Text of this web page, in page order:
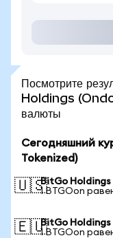
Посмотрите
Holdings
валюты
Сегодняшний
Tokenized)
🇺🇸BitGo
1 BTGOon
🇪🇺BitGo
1 BTGOon